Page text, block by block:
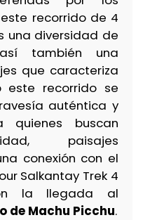
recorrido de 4
una diversidad de
también una
que caracteriza
recorrido se
auténtica y
quienes buscan
paisajes
conexión con el
Salkantay Trek 4
la llegada al
de Machu Picchu.